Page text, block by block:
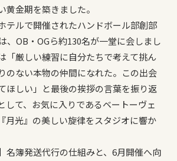
黄金期を築きました。
テルで開催されたハンドボール部創部
、OB・OGら約130名が一堂に会しまし
「厳しい練習に自分たちで考えて挑ん
のない本物の仲間になれた。この出会
ほしい」と最後の挨拶の言葉を振り返
して、お気に入りであるベートーヴェ
月光』の美しい旋律をスタジオに響か
名簿発送代行の仕組みと、6月開催へ向